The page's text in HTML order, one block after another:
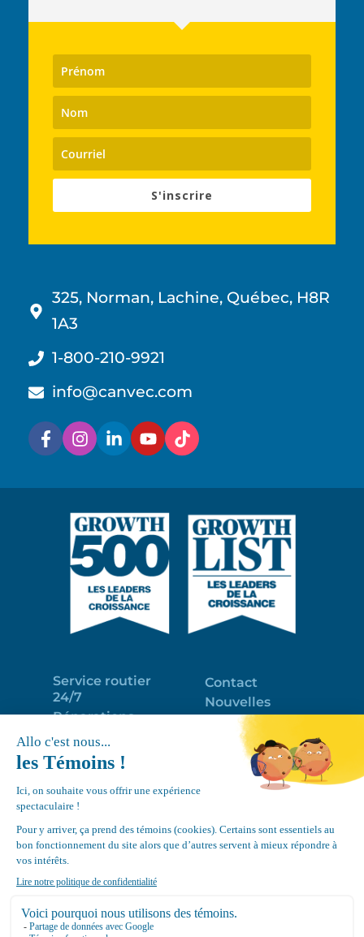
S'inscrire
325, Norman, Lachine, Québec, H8R
1A3
1-800-210-9921
info@canvec.com
Service routier
24/7
Réparations
Programme
d’entretien
Déneigement
de toits
Équipements
Contact
Nouvelles
Portail clients
Emploi
Politique de
Google
4.7